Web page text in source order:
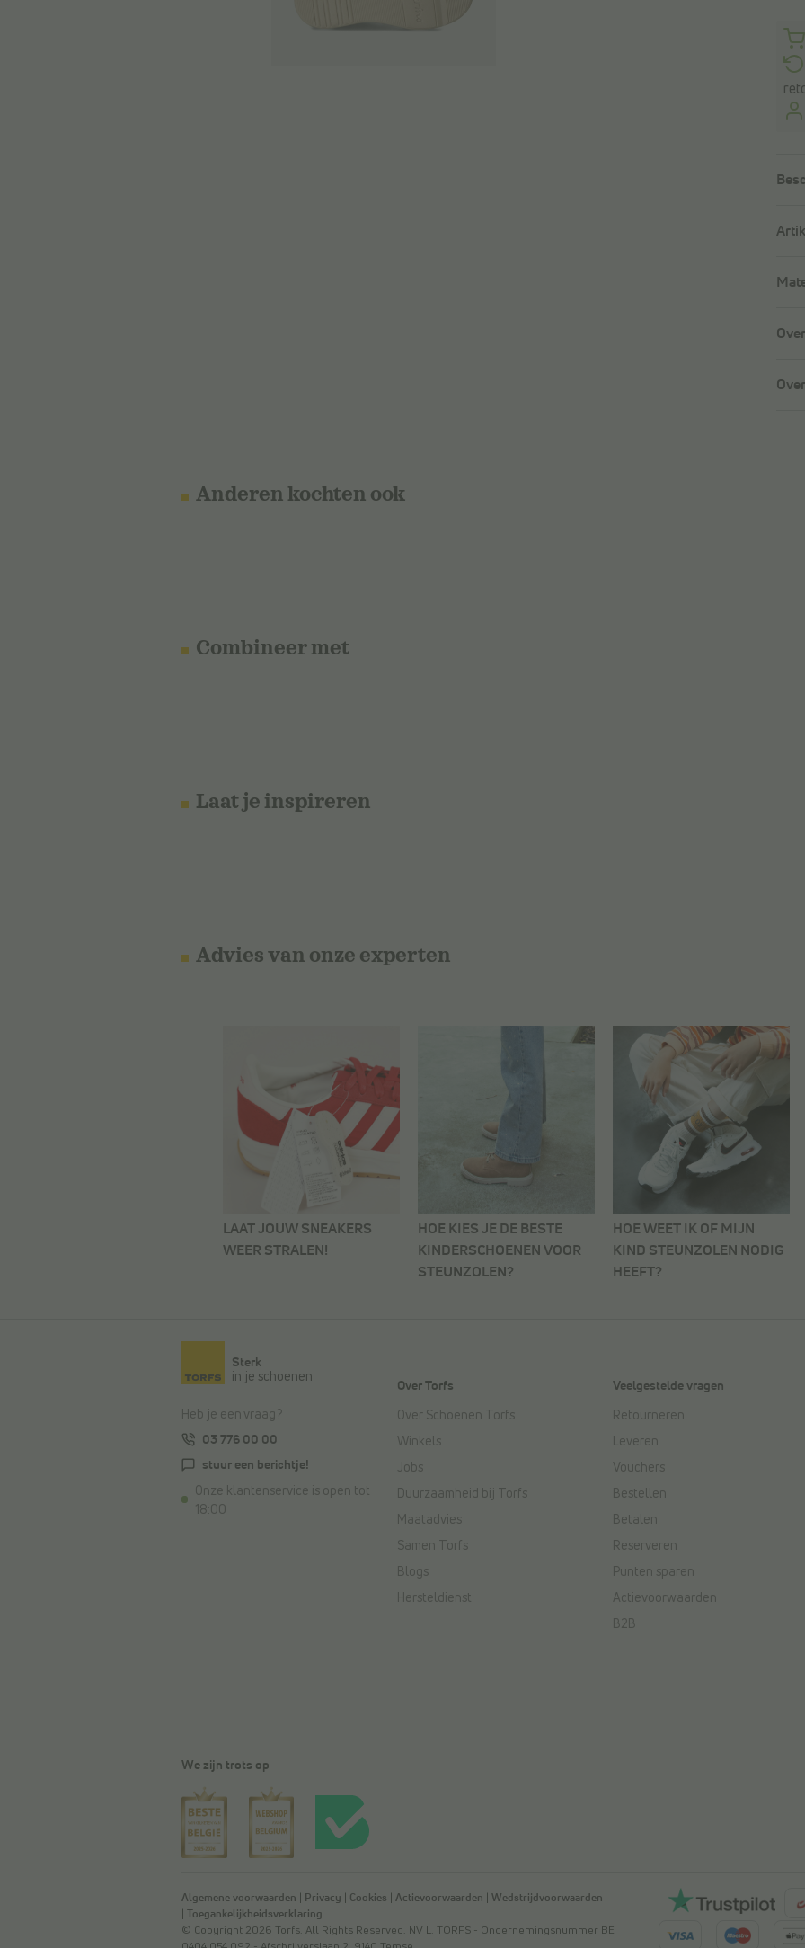
Anderen kochten ook
Combineer met
Laat je inspireren
Advies van onze experten
LAAT JOUW SNEAKERS
WEER STRALEN!
HOE KIES JE DE BESTE
KINDERSCHOENEN VOOR
STEUNZOLEN?
HOE WEET IK OF MIJN
KIND STEUNZOLEN NODIG
HEEFT?
Sterk
in je schoenen
Heb je een vraag?
03 776 00 00
stuur een berichtje!
Onze klantenservice is open tot
18:00
Over Torfs
Over Schoenen Torfs
Winkels
Jobs
Duurzaamheid bij Torfs
Maatadvies
Samen Torfs
Blogs
Hersteldienst
Veelgestelde vragen
Retourneren
Leveren
Vouchers
Bestellen
Betalen
Reserveren
Punten sparen
Actievoorwaarden
B2B
We zijn trots op
Algemene voorwaarden Privacy Cookies Actievoorwaarden
Wedstrijdvoorwaarden
Toegankelijkheidsverklaring
© Copyright 2026 Torfs. All Rights Reserved. NV L. TORFS - Ondernemingsnummer BE